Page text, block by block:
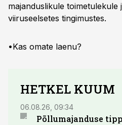
majanduslikule toimetulekule
viiruseelsetes tingimustes.
•Kas omate laenu?
HETKEL KUUM
06.08.26, 09:34
Põllumajanduse